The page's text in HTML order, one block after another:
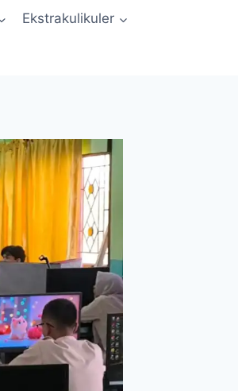
Ekstrakulikuler